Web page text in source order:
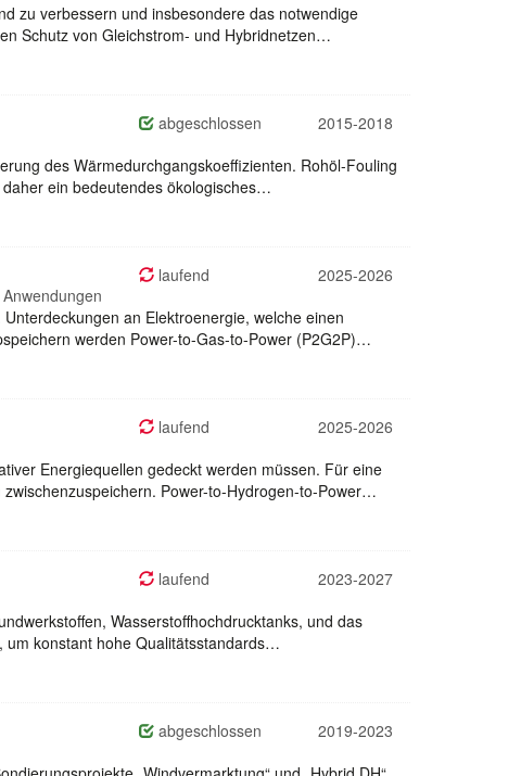
zu verbessern und insbesondere das notwendige
Schutz von Gleichstrom- und Hybridnetzen…
abgeschlossen
2015-2018
des Wärmedurchgangskoeffizienten. Rohöl-Fouling
ein bedeutendes ökologisches…
laufend
2025-2026
an Elektroenergie, welche einen
werden Power-to-Gas-to-Power (P2G2P)…
laufend
2025-2026
Energiequellen gedeckt werden müssen. Für eine
Power-to-Hydrogen-to-Power…
laufend
2023-2027
Wasserstoffhochdrucktanks, und das
um konstant hohe Qualitätsstandards…
abgeschlossen
2019-2023